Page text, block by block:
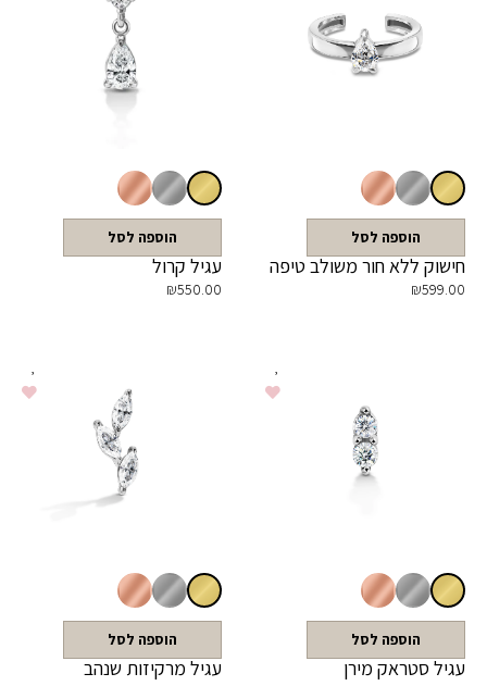
הוספה לסל
חישוק ללא חור משולב טיפה
₪599.00
הוספה לסל
עגיל קרול
₪550.00
הוספה לסל
עגיל סטראק מירן
הוספה לסל
עגיל מרקיזות שנהב